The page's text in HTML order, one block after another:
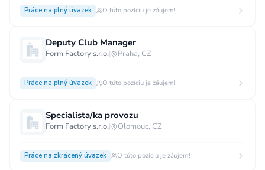
Práce na plný úvazek O túto pozíciu je záujem!
Deputy Club Manager
Form Factory s.r.o.| Praha, CZ
Práce na plný úvazek O túto pozíciu je záujem!
Specialista/ka provozu
Form Factory s.r.o.| Olomouc, CZ
Práce na zkrácený úvazek O túto pozíciu je záujem!